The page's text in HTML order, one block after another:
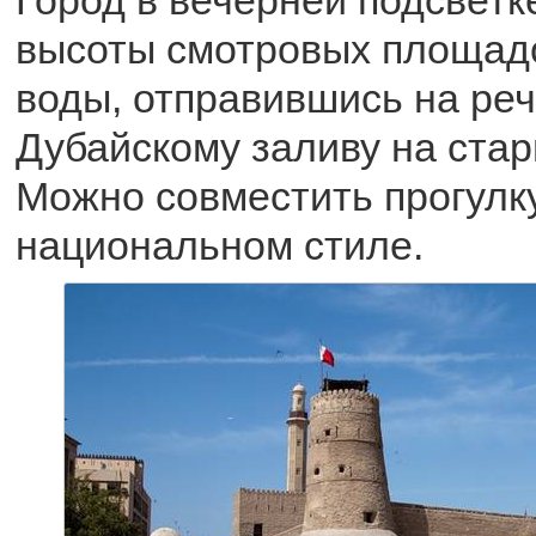
высоты смотровых
воды, отправившись на
Дубайскому заливу на
Можно совместить
национальном стиле.